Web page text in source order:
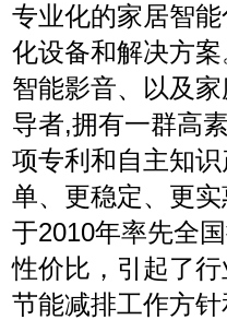
专业化的家居智
化设备和解决方
智能影音、以及
导者,拥有一群高
项专利和自主知
单、更稳定、更
于2010年率先全
性价比，引起了
节能减排工作方